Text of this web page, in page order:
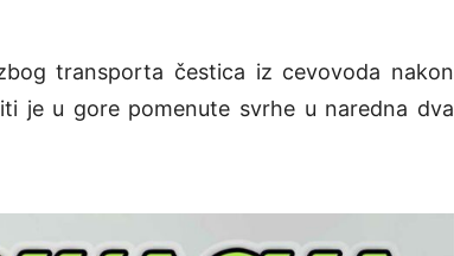
transporta čestica iz cevovoda nakon
je u gore pomenute svrhe u naredna dva